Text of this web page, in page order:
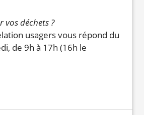
vos déchets ?
usagers vous répond du
de 9h à 17h (16h le